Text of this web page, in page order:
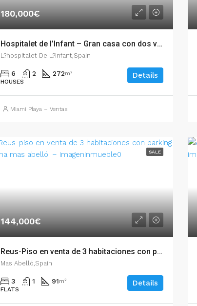
180,000€
Hospitalet de l’Infant – Gran casa con dos viviendas independientes – 001.00711
L?hospitalet De L?infant,Spain
6 2 272m²
HOUSES
Details
Miami Playa – Ventas
SALE
144,000€
Reus-Piso en venta de 3 habitaciones con parking zona Mas Abelló. – 002.06268
Mas Abelló,Spain
3 1 91m²
FLATS
Details